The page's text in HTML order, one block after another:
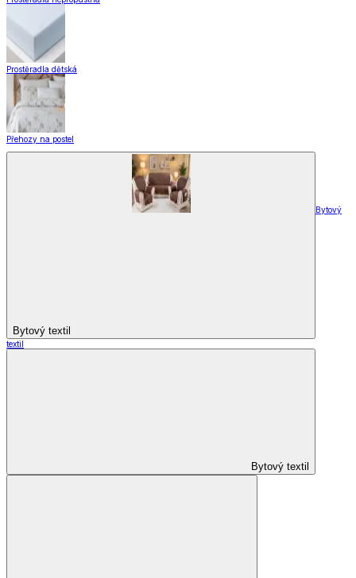
Prostěradla dětská
Přehozy na postel
Bytový textil
Bytový
textil
Bytový textil